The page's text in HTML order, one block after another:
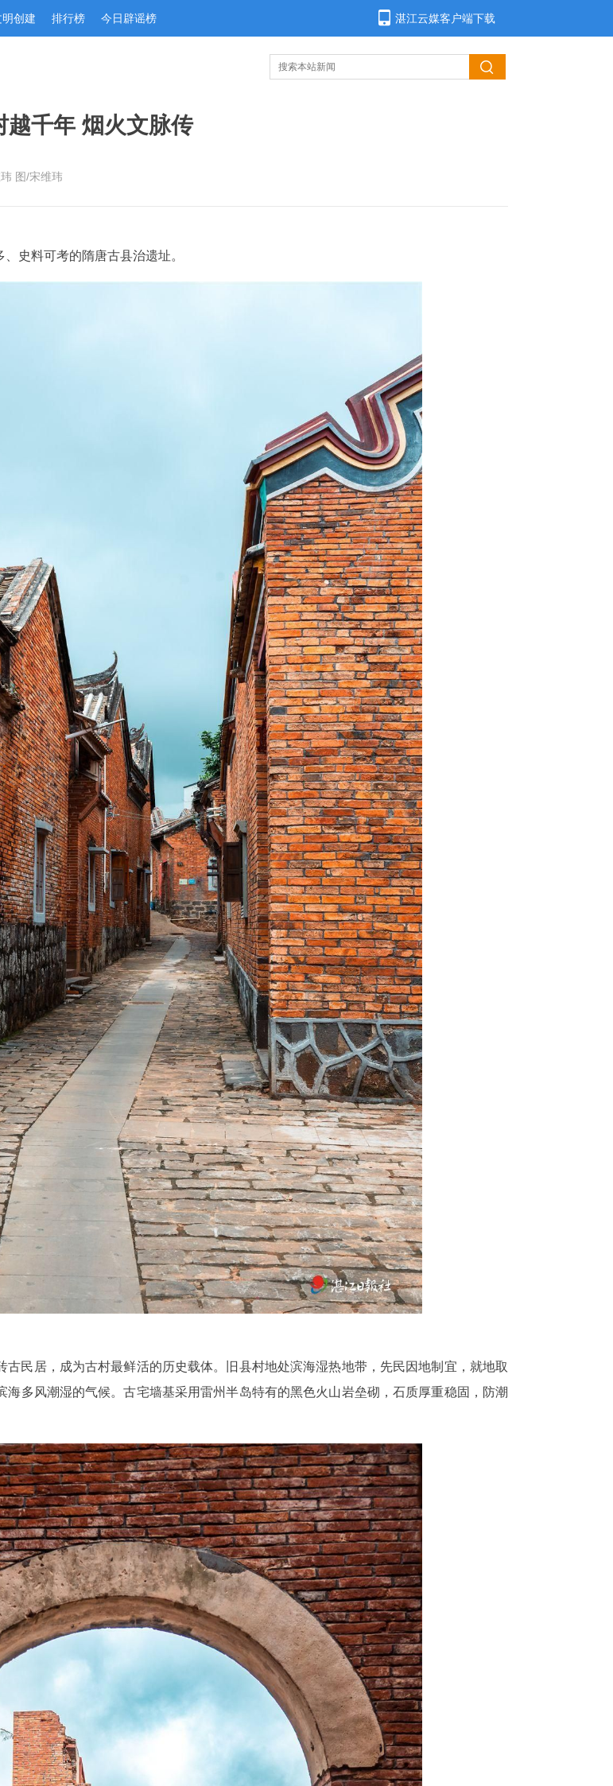
明创建 排行榜 今日辟谣榜 湛江云媒客户端下载
越千年 烟火文脉传
图/宋维玮
史料可考的隋唐古县治遗址。
民居，成为古村最鲜活的历史载体。旧县村地处滨海湿热地带，先民因地制宜，就地取
多风潮湿的气候。古宅墙基采用雷州半岛特有的黑色火山岩垒砌，石质厚重稳固，防潮